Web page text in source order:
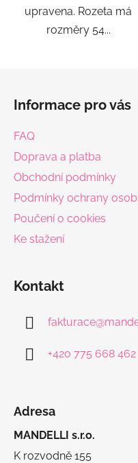
upravena. Rozeta má
rozměry 54...
Informace pro vás
FAQ
Doprava a platba
Obchodní podmínky
Podmínky ochrany
Poučení o cookies
Ke stažení
Kontakt
fakturace@
+420 775 668 462
Adresa
MANDELLI s.r.o.
K rozvodně 155